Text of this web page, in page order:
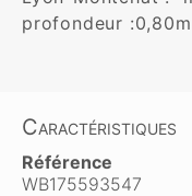
profondeur
Caractéristiques
Référence
WB175593547